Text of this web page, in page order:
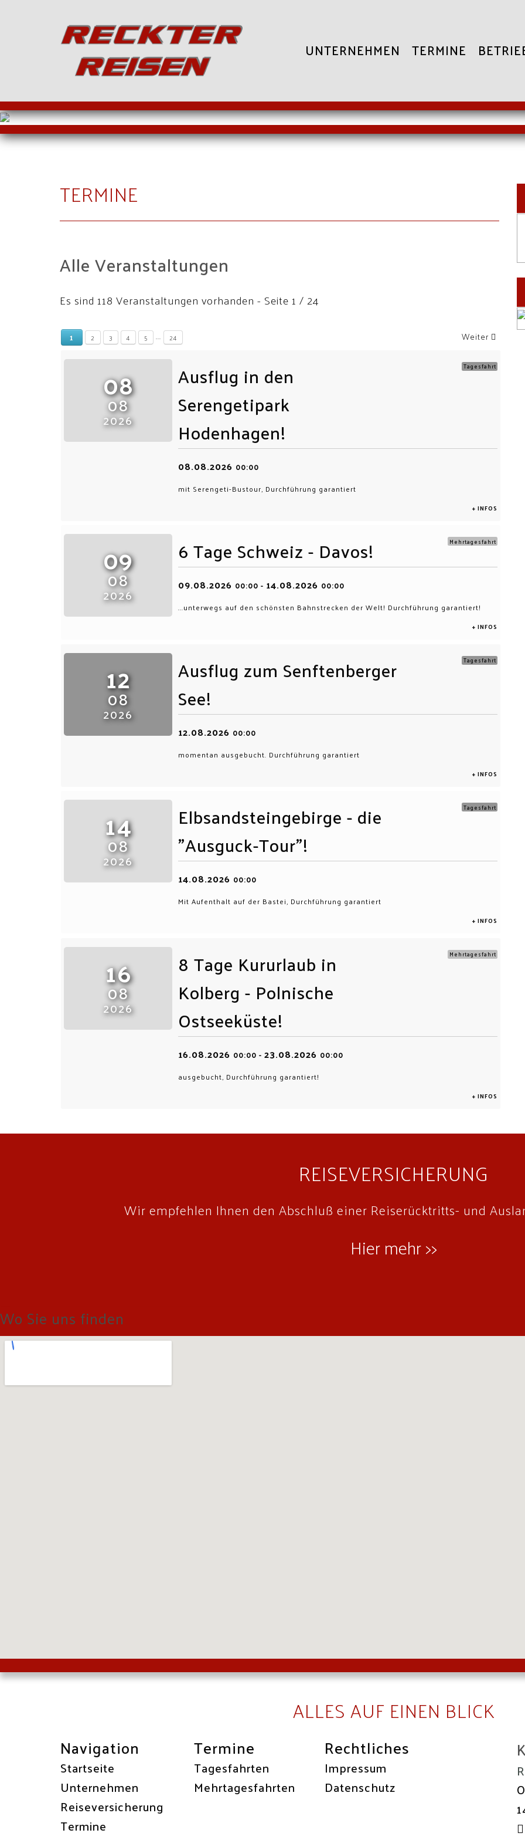
UNTERNEHMEN TERMINE
TERMINE
Alle Veranstaltungen
Es sind 118 Veranstaltungen vorhanden - Seite 1 / 24
1 2 3 4 5 ... 24 Weiter
08
08
2026
Ausflug in den
Serengetipark
Hodenhagen!
Tagesfahrt
08.08.2026 00:00
mit Serengeti-Bustour, Durchführung garantiert
+ INFOS
09
08
2026
6 Tage Schweiz - Davos! Mehrtagesfahrt
09.08.2026 00:00 - 14.08.2026 00:00
...unterwegs auf den schönsten Bahnstrecken der Welt! Durchführung garantiert!
+ INFOS
12
08
2026
Ausflug zum Senftenberger
See!
Tagesfahrt
12.08.2026 00:00
momentan ausgebucht. Durchführung garantiert
+ INFOS
14
08
2026
Elbsandsteingebirge - die
"Ausguck-Tour"!
Tagesfahrt
14.08.2026 00:00
Mit Aufenthalt auf der Bastei, Durchführung garantiert
+ INFOS
16
08
2026
8 Tage Kururlaub in
Kolberg - Polnische
Ostseeküste!
Mehrtagesfahrt
16.08.2026 00:00 - 23.08.2026 00:00
ausgebucht, Durchführung garantiert!
+ INFOS
REISEVERSICHERUNG
Wir empfehlen Ihnen den Abschluß einer Reiserücktritts- und
Hier mehr >>
Wo Sie uns finden
ALLES AUF EINEN BLICK
Navigation
Startseite
Unternehmen
Reiseversicherung
Termine
Termine
Tagesfahrten
Mehrtagesfahrten
Rechtliches
Impressum
Datenschutz